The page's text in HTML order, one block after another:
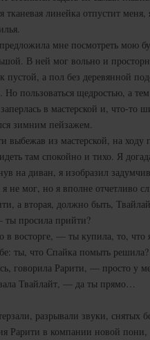
линейка отпустит
мне посмотреть мою
В ней мог вольно и
а пол без деревянной
Но пользоваться щедростью, а
в мастерской и, что-то
зимним пейзажем.
выбежав из мастерской, на
там спокойно и тихо. Я
на диван, я изобразил
я не мог, но я вполне отчетливо
а вторая, должно быть,
просила прийти?
восторге, — ты купила, то, что
ты, что Спайка помыть решила?
говорила Рарити, — просто у
Твайлайт, — да ты прямо…
разрывали звуки, снятых
Рарити в компании новой пони,